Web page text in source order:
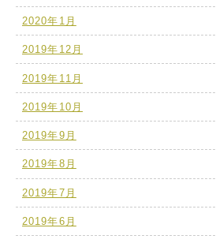
2020年1月
2019年12月
2019年11月
2019年10月
2019年9月
2019年8月
2019年7月
2019年6月